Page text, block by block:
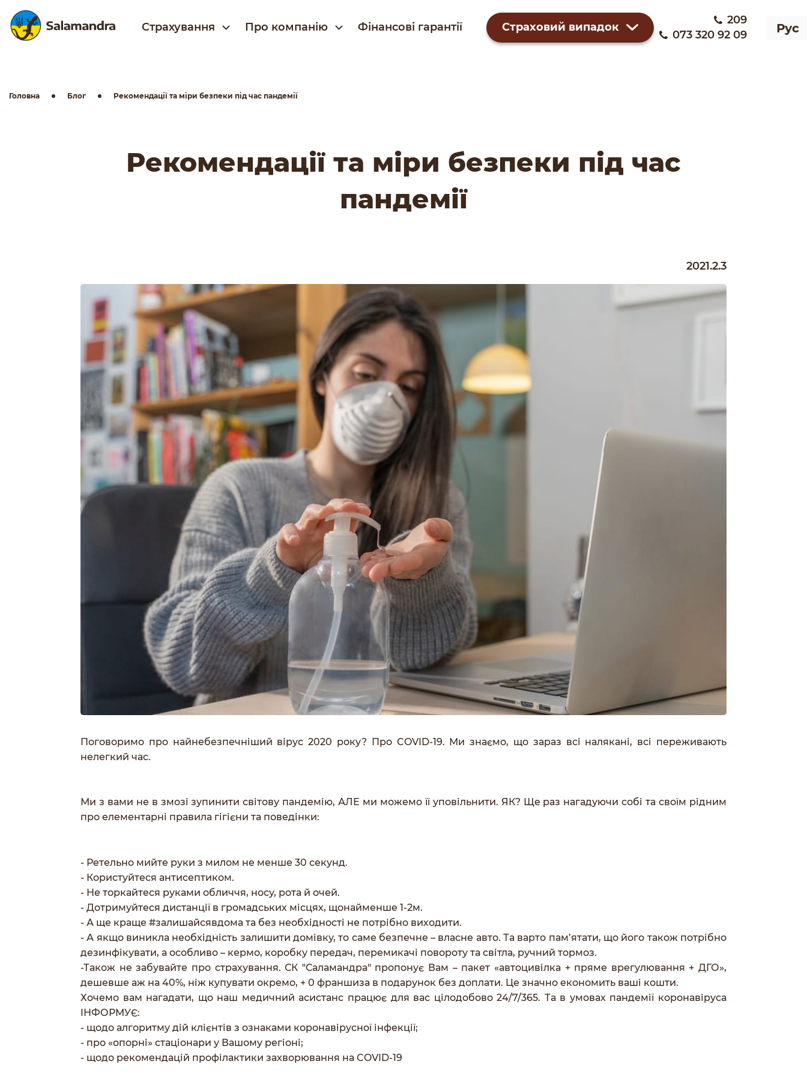
Страхування Про компанію Фінансові гарантії Страховий випадок
209
073 320 92 09
Рус
Головна Блог Рекомендації та міри безпеки під час пандемії
Рекомендації та міри безпеки під час
пандемії
2021.2.3
Поговоримо про найнебезпечніший вірус 2020 року? Про COVID-19. Ми знаємо, що зараз всі налякані, всі переживають
нелегкий час.
Ми з вами не в змозі зупинити світову пандемію, АЛЕ ми можемо її уповільнити. ЯК? Ще раз нагадуючи собі та своїм рідним
про елементарні правила гігієни та поведінки:
- Ретельно мийте руки з милом не менше 30 секунд.
- Користуйтеся антисептиком.
- Не торкайтеся руками обличчя, носу, рота й очей.
- Дотримуйтеся дистанції в громадських місцях, щонайменше 1-2м.
- А ще краще #залишайсявдома та без необхідності не потрібно виходити.
- А якщо виникла необхідність залишити домівку, то саме безпечне – власне авто. Та варто пам’ятати, що його також потрібно
дезинфікувати, а особливо – кермо, коробку передач, перемикачі повороту та світла, ручний тормоз.
-Також не забувайте про страхування. СК "Саламандра" пропонує Вам – пакет «автоцивілка + пряме врегулювання + ДГО»,
дешевше аж на 40%, ніж купувати окремо, + 0 франшиза в подарунок без доплати. Це значно економить ваші кошти.
Хочемо вам нагадати, що наш медичний асистанс працює для вас цілодобово 24/7/365. Та в умовах пандемії коронавіруса
ІНФОРМУЄ:
- щодо алгоритму дій клієнтів з ознаками коронавірусної інфекції;
- про «опорні» стаціонари у Вашому регіоні;
- щодо рекомендацій профілактики захворювання на COVID-19